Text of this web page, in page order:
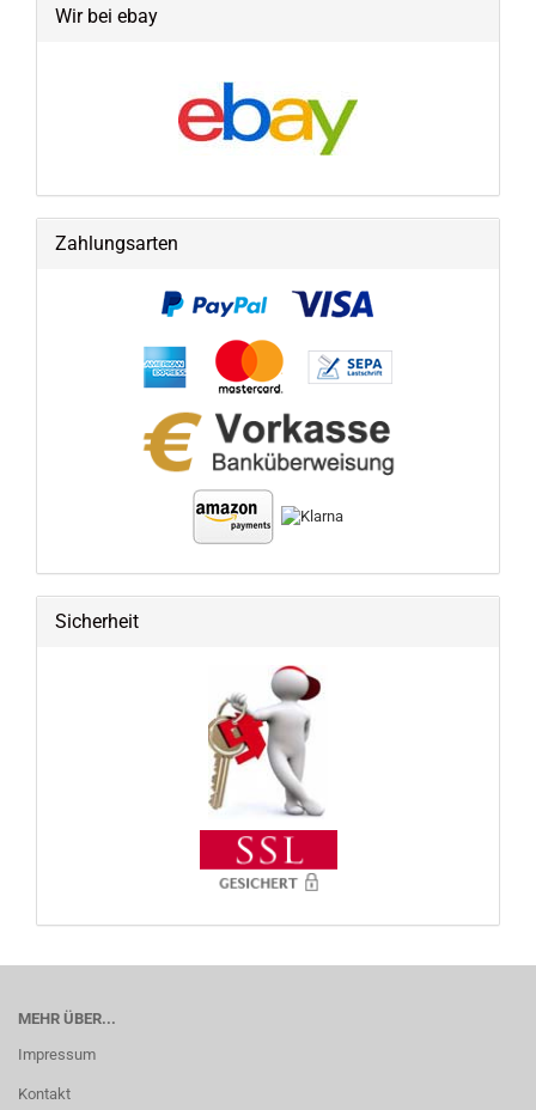
Wir bei ebay
Zahlungsarten
Sicherheit
MEHR ÜBER...
Impressum
Kontakt